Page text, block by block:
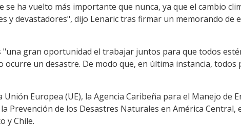
se ha vuelto más importante que nunca, ya que el cambio
y devastadores", dijo Lenaric tras firmar un memorando de
"una gran oportunidad el trabajar juntos para que todos
ocurre un desastre. De modo que, en última instancia, todos
Europea (UE), la Agencia Caribeña para el Manejo de
Prevención de los Desastres Naturales en América Central,
y Chile.